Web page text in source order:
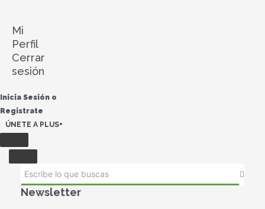
Mi
Perfil
Cerrar
sesión
Inicia Sesión o
Registrate
ÚNETE A PLUS+
Newsletter